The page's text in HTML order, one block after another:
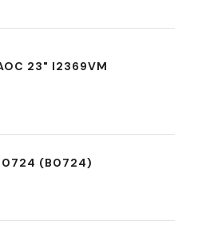
23" I2369VM
(B0724)